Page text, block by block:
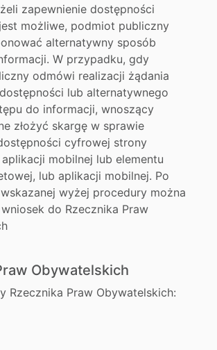
zapewnienie dostępności
możliwe, podmiot publiczny
alternatywny sposób
W przypadku, gdy
odmówi realizacji żądania
lub alternatywnego
do informacji, wnoszący
złożyć skargę w sprawie
cyfrowej strony
mobilnej lub elementu
lub aplikacji mobilnej. Po
wyżej procedury można
do Rzecznika Praw
Obywatelskich
Rzecznika Praw Obywatelskich: